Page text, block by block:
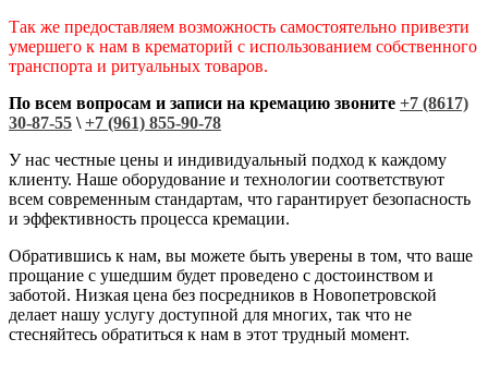
Так же предоставляем возможность самостоятельно привезти
умершего к нам в крематорий с использованием собственного
транспорта и ритуальных товаров.
По всем вопросам и записи на кремацию звоните +7 (8617)
30-87-55 \+7 (961) 855-90-78
У нас честные цены и индивидуальный подход к каждому
клиенту. Наше оборудование и технологии соответствуют
всем современным стандартам, что гарантирует безопасность
и эффективность процесса кремации.
Обратившись к нам, вы можете быть уверены в том, что ваше
прощание с ушедшим будет проведено с достоинством и
заботой. Низкая цена без посредников в Новопетровской
делает нашу услугу доступной для многих, так что не
стесняйтесь обратиться к нам в этот трудный момент.